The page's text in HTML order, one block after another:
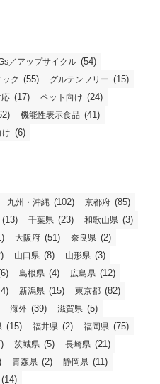
／アップサイクル (54)
ク (55) グルテンフリー (15)
(17) ペット向け (24)
機能性表示食品 (41)
け (6)
九州・沖縄 (102) 京都府 (85)
(13) 千葉県 (23) 和歌山県 (3)
大阪府 (51) 奈良県 (2)
山口県 (8) 山形県 (3)
島根県 (4) 広島県 (12)
新潟県 (15) 東京都 (82)
海外 (39) 滋賀県 (5)
(15) 福井県 (2) 福岡県 (75)
茨城県 (5) 長崎県 (21)
青森県 (2) 静岡県 (11)
(14)